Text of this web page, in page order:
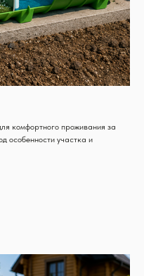
комфортного проживания за
особенности участка и